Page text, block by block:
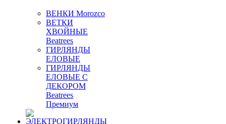
ВЕНКИ Morozco
ВЕТКИ
ХВОЙНЫЕ
Beatrees
ГИРЛЯНДЫ
ЕЛОВЫЕ
ГИРЛЯНДЫ
ЕЛОВЫЕ С
ДЕКОРОМ
Beatrees
Премиум